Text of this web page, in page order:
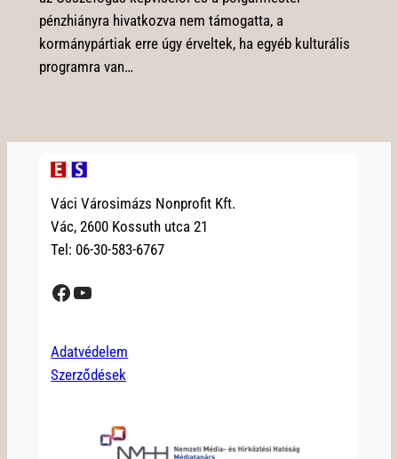
pénzhiányra hivatkozva nem támogatta, a
kormánypártiak erre úgy érveltek, ha egyéb kulturális
programra van…
Váci Városimázs Nonprofit Kft.
Vác, 2600 Kossuth utca 21
Tel: 06-30-583-6767
Facebook YouTube
Adatvédelem
Szerződések